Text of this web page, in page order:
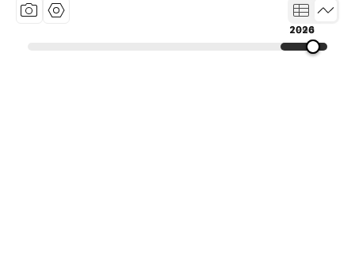
1994
2010
2026